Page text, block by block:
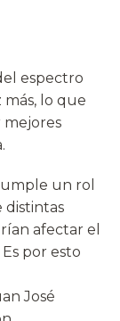
espectro
más, lo que
un rol
afectar el
por esto
José